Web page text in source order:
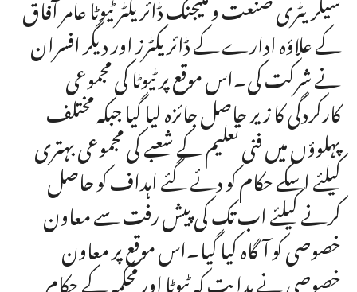
کے علاؤہ ادارے کے ڈائریکٹرز اور دیگر افسران
نے شرکت کی۔اس موقع پر ٹیوٹا کی مجموعی
کارکردگی کا زیر حاصل جائزہ لیا گیا جبکہ مختلف
پہلوؤں میں فنی تعلیم کے شعبے کی مجموعی بہتری
کیلئے اسکے حکام کو دئے گئے اہداف کو حاصل
کرنے کیلئے اب تک کی پیش رفت سے معاون
خصوصی کو آگاہ کیا گیا۔اس موقع پر معاون
خصوصی نے ہدایت کہ ٹیوٹا اور محکمہ کے حکام